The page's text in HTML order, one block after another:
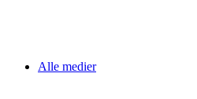
Alle medier